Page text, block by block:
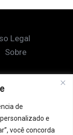
de
e
você concorda
Legal
Sobre
com nossos
Este site